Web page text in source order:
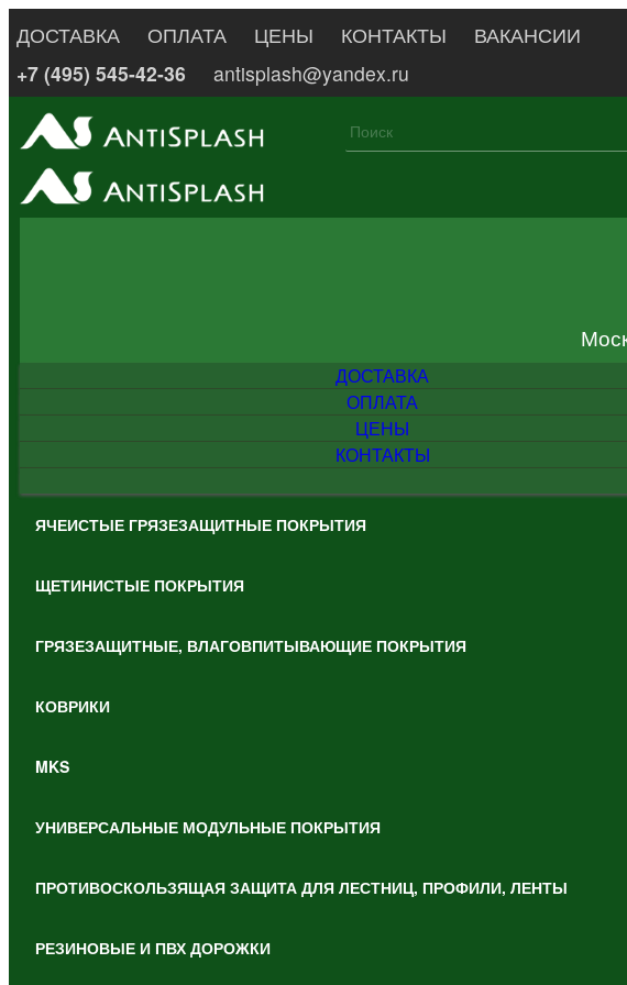
ДОСТАВКА ОПЛАТА ЦЕНЫ КОНТАКТЫ
ВАКАНСИИ
+7 (495) 545-42-36
antisplash@yandex.ru
ДОСТАВКА
ОПЛАТА
ЦЕНЫ
КОНТАКТЫ
ЯЧЕИСТЫЕ ГРЯЗЕЗАЩИТНЫЕ ПОКРЫТИЯ
ЩЕТИНИСТЫЕ ПОКРЫТИЯ
ГРЯЗЕЗАЩИТНЫЕ, ВЛАГОВПИТЫВАЮЩИЕ ПОКРЫТИЯ
КОВРИКИ
MKS
УНИВЕРСАЛЬНЫЕ МОДУЛЬНЫЕ ПОКРЫТИЯ
ПРОТИВОСКОЛЬЗЯЩАЯ ЗАЩИТА ДЛЯ ЛЕСТНИЦ, ПРОФИЛИ, ЛЕНТЫ
РЕЗИНОВЫЕ И ПВХ ДОРОЖКИ